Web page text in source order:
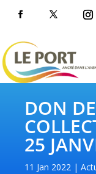
DON
25
11 Jan 2022